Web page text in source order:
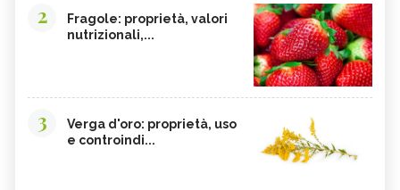
2
Fragole: proprietà, valori
nutrizionali,...
3
Verga d'oro: proprietà, uso
e controindi...